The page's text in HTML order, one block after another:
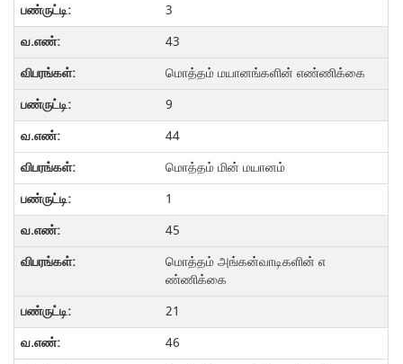
3
43
மொத்தம் மயானங்களின் எண்ணிக்கை
9
44
மொத்தம் மின் மயானம்
1
45
மொத்தம் அங்கன்வாடிகளின் எ
ண்ணிக்கை
21
46